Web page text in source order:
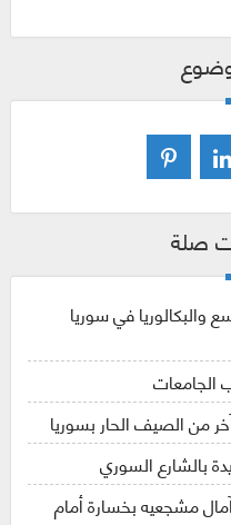
صلة
والبكالوريا في سوريا
الجامعات
من الصيف الحار بسوريا
بالشارع السوري
مشجعيه بخسارة أمام